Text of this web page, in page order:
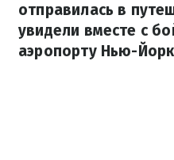
отправилась в
увидели вместе с
аэропорту Нью-